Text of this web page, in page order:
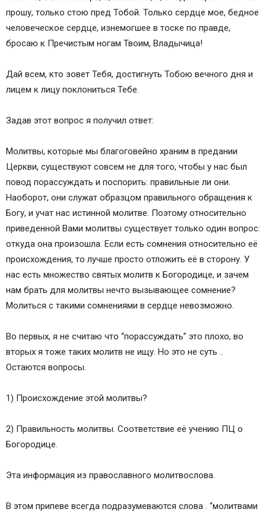
прошу, только стою пред Тобой. Только сердце мое, бедное
человеческое сердце, изнемогшее в тоске по правде,
бросаю к Пречистым ногам Твоим, Владычица!
Дай всем, кто зовет Тебя, достигнуть Тобою вечного дня и
лицем к лицу поклониться Тебе.
Задав этот вопрос я получил ответ:
Молитвы, которые мы благоговейно храним в предании
Церкви, существуют совсем не для того, чтобы у нас был
повод порассуждать и поспорить: правильные ли они.
Наоборот, они служат образцом правильного обращения к
Богу, и учат нас истинной молитве. Поэтому относительно
приведенной Вами молитвы существует только один вопрос:
откуда она произошла. Если есть сомнения относительно её
происхождения, то лучше просто отложить её в сторону. У
нас есть множество святых молитв к Богородице, и зачем
нам брать для молитвы нечто вызывающее сомнение?
Молиться с такими сомнениями в сердце невозможно.
Во первых, я не считаю что “порассуждать” это плохо, во
вторых я тоже таких молитв не ищу. Но это не суть ..
Остаются вопросы.
1) Происхождение этой молитвы?
2) Правильность молитвы. Соответствие её учению ПЦ о
Богородице.
Эта информация из православного молитвослова.
В этом припеве всегда подразумеваются слова . “молитвами